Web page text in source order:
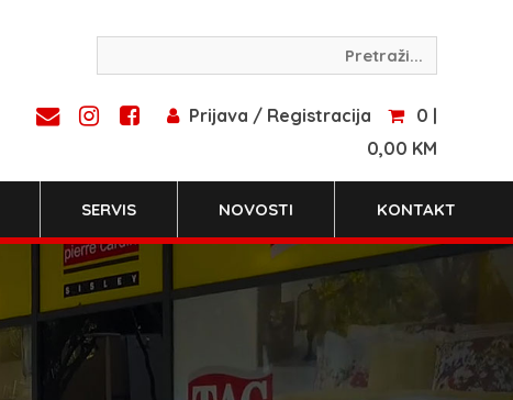
Prijava / Registracija
0 |
0,00 KM
SERVIS NOVOSTI KONTAKT